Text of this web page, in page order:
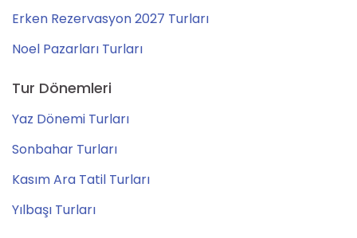
Erken Rezervasyon 2027 Turları
Noel Pazarları Turları
Tur Dönemleri
Yaz Dönemi Turları
Sonbahar Turları
Kasım Ara Tatil Turları
Yılbaşı Turları